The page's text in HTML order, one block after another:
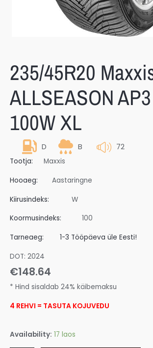
235/45R20
ALLSEASON
100W XL
D B 72
Tootja: Maxxis
Hooaeg: Aastaringne
Kiirusindeks: W
Koormusindeks: 100
Tarneaeg: 1-3 Tööpäeva üle Eesti!
DOT: 2024
€148.64
* Hind sisaldab 24% käibemaksu
4 REHVI = TASUTA KOJUVEDU
Availability: 17 laos